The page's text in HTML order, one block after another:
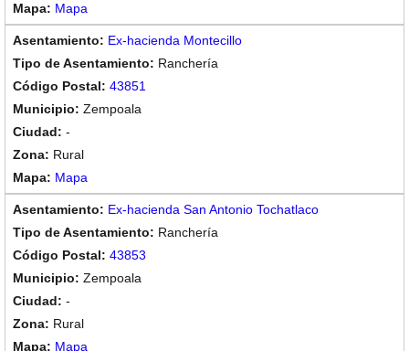
Mapa
Ex-hacienda Montecillo
Ranchería
43851
Zempoala
-
Rural
Mapa
Ex-hacienda San Antonio Tochatlaco
Ranchería
43853
Zempoala
-
Rural
Mapa